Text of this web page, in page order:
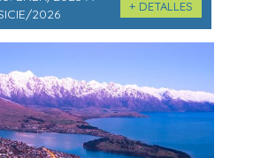
2026
+ DETALLES